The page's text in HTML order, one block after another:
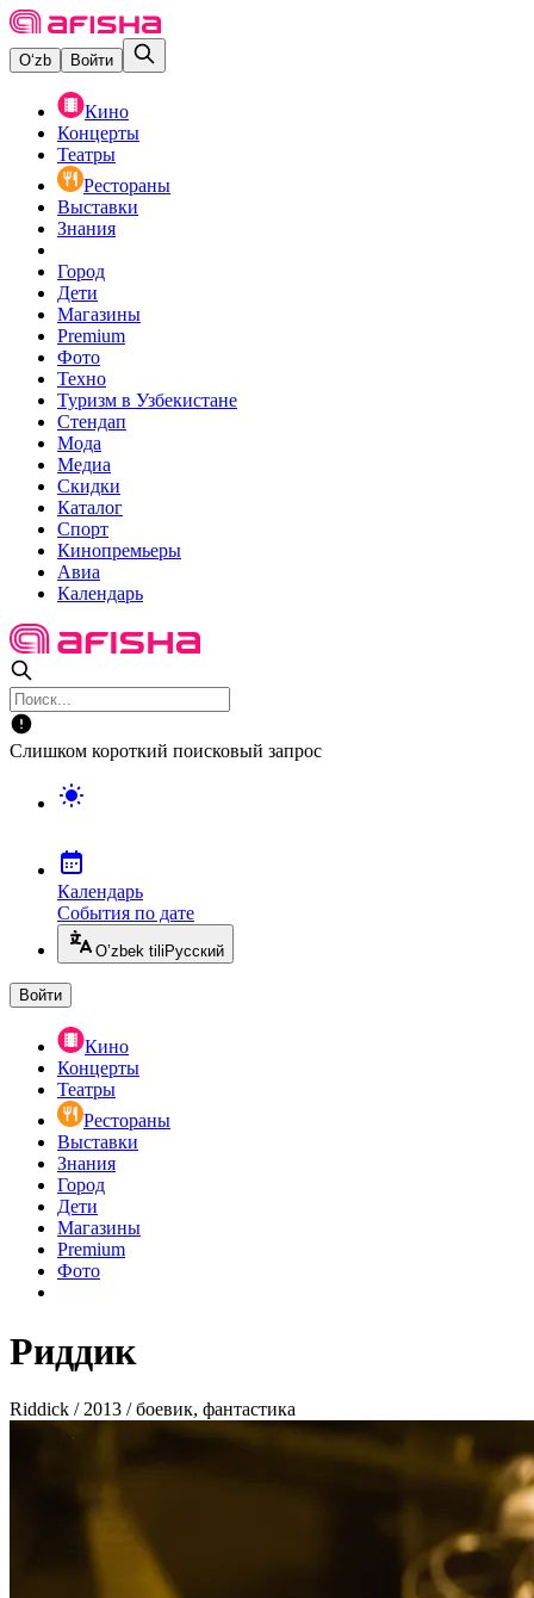
O‘zb Войти
Кино
Концерты
Театры
Рестораны
Выставки
Знания
Город
Дети
Магазины
Premium
Фото
Техно
Туризм в Узбекистане
Стендап
Мода
Медиа
Скидки
Каталог
Спорт
Кинопремьеры
Авиа
Календарь
Слишком короткий поисковый запрос
Календарь
События по дате
O’zbek tili Русский
Войти
Кино
Концерты
Театры
Рестораны
Выставки
Знания
Город
Дети
Магазины
Premium
Фото
Риддик
Riddick / 2013 / боевик, фантастика